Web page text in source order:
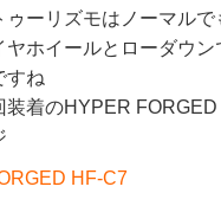
ゥーリズモはノーマルで
ヤホイールとローダウン
すね
装着のHYPER